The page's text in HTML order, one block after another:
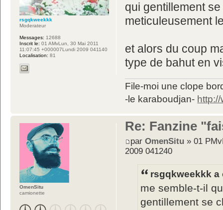
qui gentillement
meticuleusement
et alors du coup
type de bahut en
File-moi une clope
-le karaboudjan-
rsgqkweekkk
Moderateur
Messages: 12688
Inscrit le: 01 AMvLun, 30 Mai 2011
11:07:45 +000007Lundi 2009 041140
Localisation: 81
Re: Fanzine
parOmenSitu » 01
2009 041240
rsgqkweekkk a
me semble-t-il
gentillement se
OmenSitu
camionette